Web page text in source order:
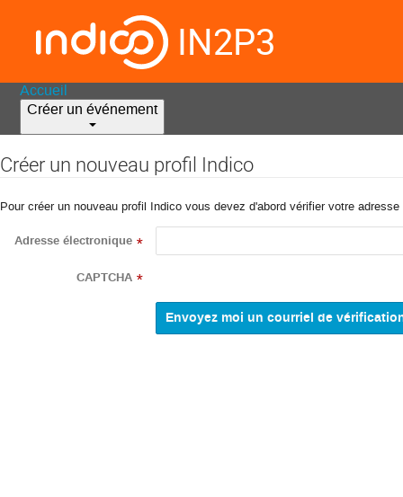
IN2P3
Accueil
Créer un événement
Créer un nouveau profil Indico
Pour créer un nouveau profil Indico vous devez d'abord vérifier votre
Adresse électronique *
CAPTCHA *